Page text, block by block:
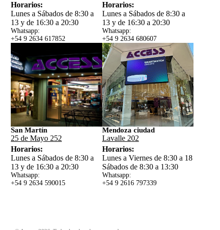
Horarios:
Lunes a Sábados de 8:30 a
13 y de 16:30 a 20:30
Whatsapp:
+54 9 2634 617852
Horarios:
Lunes a Sábados de 8:30 a
13 y de 16:30 a 20:30
Whatsapp:
+54 9 2634 680607
San Martín
25 de Mayo 252
Horarios:
Lunes a Sábados de 8:30 a
13 y de 16:30 a 20:30
Whatsapp:
+54 9 2634 590015
Mendoza ciudad
Lavalle 202
Horarios:
Lunes a Viernes de 8:30 a 18
Sábados de 8:30 a 13:30
Whatsapp:
+54 9 2616 797339